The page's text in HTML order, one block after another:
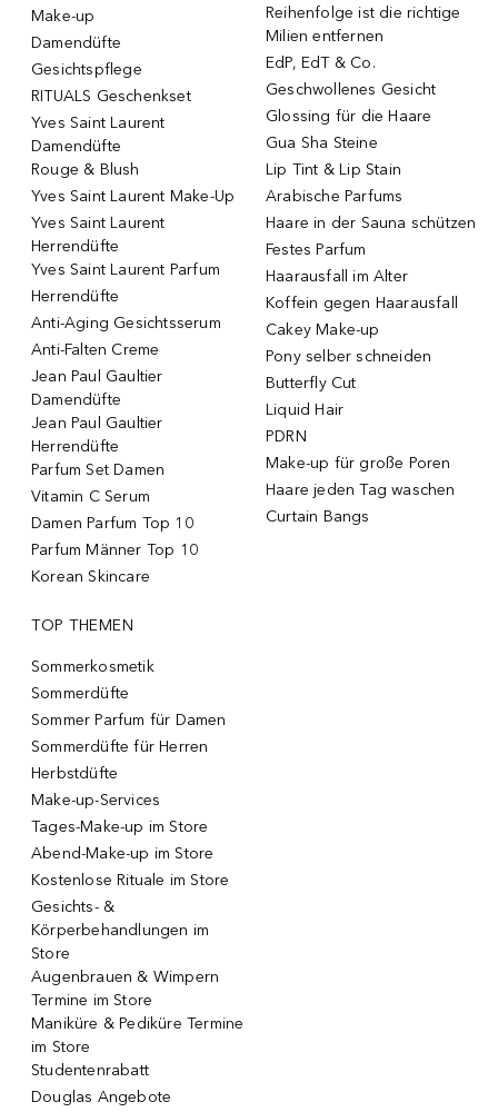
Make-up
Damendüfte
Gesichtspflege
RITUALS Geschenkset
Yves Saint Laurent
Damendüfte
Rouge & Blush
Yves Saint Laurent Make-Up
Yves Saint Laurent
Herrendüfte
Yves Saint Laurent Parfum
Herrendüfte
Anti-Aging Gesichtsserum
Anti-Falten Creme
Jean Paul Gaultier
Damendüfte
Jean Paul Gaultier
Herrendüfte
Parfum Set Damen
Vitamin C Serum
Damen Parfum Top 10
Parfum Männer Top 10
Korean Skincare
Reihenfolge ist die richtige
Milien entfernen
EdP, EdT & Co.
Geschwollenes Gesicht
Glossing für die Haare
Gua Sha Steine
Lip Tint & Lip Stain
Arabische Parfums
Haare in der Sauna schützen
Festes Parfum
Haarausfall im Alter
Koffein gegen Haarausfall
Cakey Make-up
Pony selber schneiden
Butterfly Cut
Liquid Hair
PDRN
Make-up für große Poren
Haare jeden Tag waschen
Curtain Bangs
TOP THEMEN
Sommerkosmetik
Sommerdüfte
Sommer Parfum für Damen
Sommerdüfte für Herren
Herbstdüfte
Make-up-Services
Tages-Make-up im Store
Abend-Make-up im Store
Kostenlose Rituale im Store
Gesichts- &
Körperbehandlungen im
Store
Augenbrauen & Wimpern
Termine im Store
Maniküre & Pediküre Termine
im Store
Studentenrabatt
Douglas Angebote